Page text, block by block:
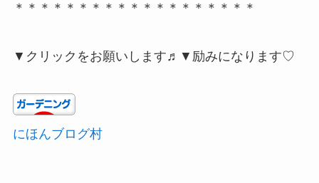
＊＊＊＊＊＊＊＊＊＊＊＊＊＊＊＊＊＊＊
▼クリックをお願いします♬▼励みになります♡
にほんブログ村